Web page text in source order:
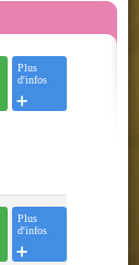
Plus
d'infos
Plus
d'infos